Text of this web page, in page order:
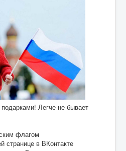
Легче не бывает
флагом
странице в ВКонтакте